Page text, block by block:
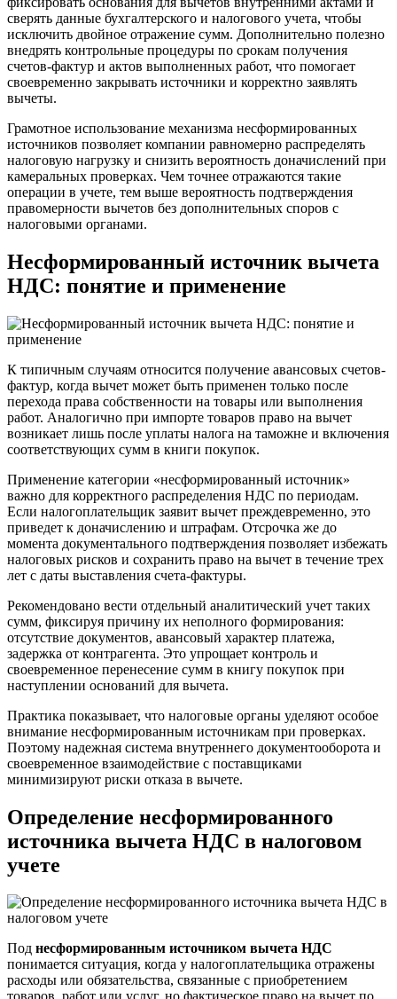
сверять данные бухгалтерского и налогового учета, чтобы
исключить двойное отражение сумм. Дополнительно полезно
внедрять контрольные процедуры по срокам получения
счетов-фактур и актов выполненных работ, что помогает
своевременно закрывать источники и корректно заявлять
вычеты.
Грамотное использование механизма несформированных
источников позволяет компании равномерно распределять
налоговую нагрузку и снизить вероятность доначислений при
камеральных проверках. Чем точнее отражаются такие
операции в учете, тем выше вероятность подтверждения
правомерности вычетов без дополнительных споров с
налоговыми органами.
Несформированный источник вычета
НДС: понятие и применение
К типичным случаям относится получение авансовых счетов-
фактур, когда вычет может быть применен только после
перехода права собственности на товары или выполнения
работ. Аналогично при импорте товаров право на вычет
возникает лишь после уплаты налога на таможне и включения
соответствующих сумм в книги покупок.
Применение категории «несформированный источник»
важно для корректного распределения НДС по периодам.
Если налогоплательщик заявит вычет преждевременно, это
приведет к доначислению и штрафам. Отсрочка же до
момента документального подтверждения позволяет избежать
налоговых рисков и сохранить право на вычет в течение трех
лет с даты выставления счета-фактуры.
Рекомендовано вести отдельный аналитический учет таких
сумм, фиксируя причину их неполного формирования:
отсутствие документов, авансовый характер платежа,
задержка от контрагента. Это упрощает контроль и
своевременное перенесение сумм в книгу покупок при
наступлении оснований для вычета.
Практика показывает, что налоговые органы уделяют особое
внимание несформированным источникам при проверках.
Поэтому надежная система внутреннего документооборота и
своевременное взаимодействие с поставщиками
минимизируют риски отказа в вычете.
Определение несформированного
источника вычета НДС в налоговом
учете
Под несформированным источником вычета НДС
понимается ситуация, когда у налогоплательщика отражены
расходы или обязательства, связанные с приобретением